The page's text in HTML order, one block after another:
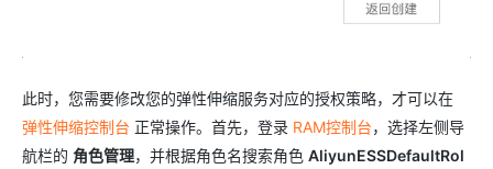
此时，您需要修改您的弹性伸缩服务对应的授权策略，才可以在
弹性伸缩控制台 正常操作。首先，登录 RAM控制台，选择左侧导
航栏的 角色管理，并根据角色名搜索角色 AliyunESSDefaultRol